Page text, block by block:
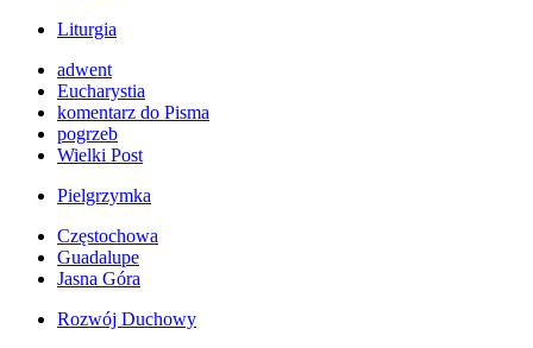
Liturgia
adwent
Eucharystia
komentarz do Pisma
pogrzeb
Wielki Post
Pielgrzymka
Częstochowa
Guadalupe
Jasna Góra
Rozwój Duchowy